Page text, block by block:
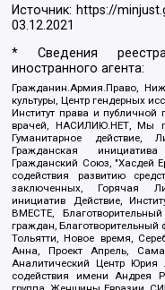
Источник: https://
03.12.2021
* Сведения
иностранного агента:
Гражданин.Армия.Право,
культуры, Центр гендерных
Институт права и
врачей, НАСИЛИЮ.НЕТ, Мы
Гуманитарное действие,
Гражданская
Гражданский Союз, "Хасдей
содействия развитию
заключенных, Горячая
инициатив Действие,
ВМЕСТЕ,
граждан,
Тольятти, Новое время,
Анна, Проект Апрель,
Аналитический Центр Юрия
содействия имени Андрея